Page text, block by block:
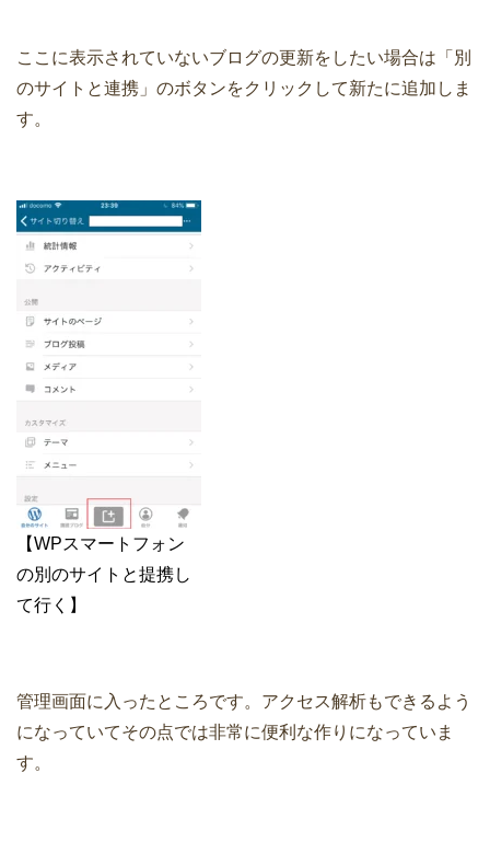
ここに表示されていないブログの更新をしたい場合は「別
のサイトと連携」のボタンをクリックして新たに追加しま
す。
【WPスマートフォン
の別のサイトと提携し
て行く】
管理画面に入ったところです。アクセス解析もできるよう
になっていてその点では非常に便利な作りになっていま
す。